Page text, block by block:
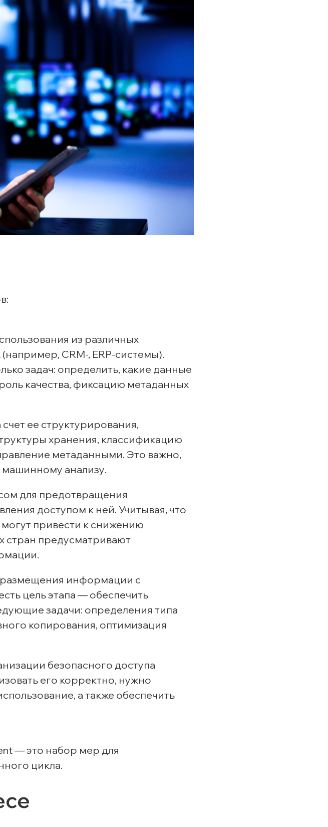
из различных
CRM-, ERP-системы).
задач: определить, какие данные
качества, фиксацию метаданных
ее структурирования,
хранения, классификацию
метаданными. Это важно,
машинному анализу.
для предотвращения
доступом к ней. Учитывая, что
привести к снижению
стран предусматривают
размещения информации с
цель этапа — обеспечить
задачи: определения типа
копирования, оптимизация
безопасного доступа
его корректно, нужно
а также обеспечить
— это набор мер для
цикла.